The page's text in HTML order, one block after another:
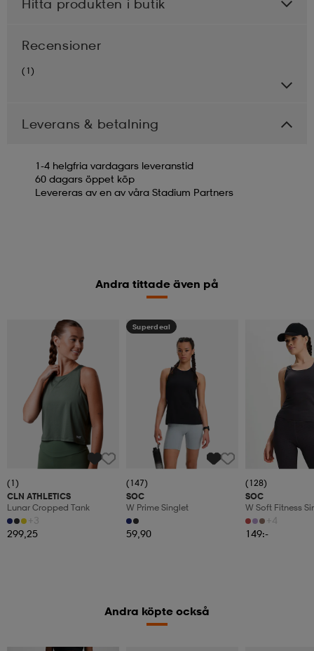
Hitta produkten i butik
Recensioner
(1)
Leverans & betalning
1-4 helgfria vardagars leveranstid
60 dagars öppet köp
Levereras av en av våra Stadium Partners
Andra tittade även på
(1)
CLN ATHLETICS
Lunar Cropped Tank
+3
299,25
Superdeal
(147)
SOC
W Prime Singlet
59,90
(128)
SOC
W Soft Fitness
+4
149:-
Andra köpte också